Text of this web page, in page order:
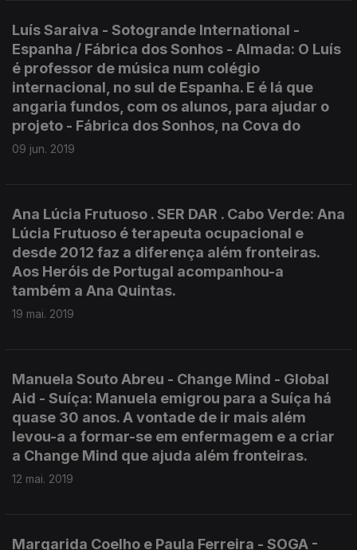
Luís Saraiva - Sotogrande International -
Espanha / Fábrica dos Sonhos - Almada: O Luís
é professor de música num colégio
internacional, no sul de Espanha. E é lá que
angaria fundos, com os alunos, para ajudar o
projeto - Fábrica dos Sonhos, na Cova do
09 jun. 2019
Ana Lúcia Frutuoso . SER DAR . Cabo Verde: Ana
Lúcia Frutuoso é terapeuta ocupacional e
desde 2012 faz a diferença além fronteiras.
Aos Heróis de Portugal acompanhou-a
também a Ana Quintas.
19 mai. 2019
Manuela Souto Abreu - Change Mind - Global
Aid - Suíça: Manuela emigrou para a Suíça há
quase 30 anos. A vontade de ir mais além
levou-a a formar-se em enfermagem e a criar
a Change Mind que ajuda além fronteiras.
12 mai. 2019
Margarida Coelho e Paula Ferreira - SOGA -